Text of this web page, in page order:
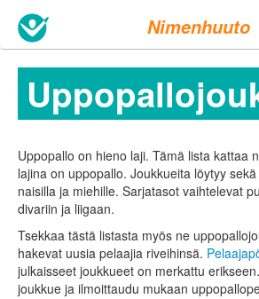
Nimenhuuto
Uppopallo on hieno laji. Tämä lista kattaa
lajina on uppopallo. Joukkueita löytyy
naisilla ja miehille. Sarjatasot vaihtelevat
divariin ja liigaan.
Tsekkaa tästä listasta myös ne
hakevat uusia pelaajia riveihinsä.
julkaisseet joukkueet on merkattu
joukkue ja ilmoittaudu mukaan